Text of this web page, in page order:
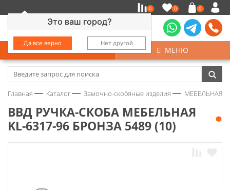
Это ваш город?
Да все верно Нет другой
0 0 0
КАТАЛОГ МЕНЮ
Замочно-скобяные изделия
Колеса
Главная Каталог Замочно-скобяные изделия МЕБЕЛЬНАЯ
ВВД РУЧКА-СКОБА МЕБЕЛЬНАЯ
KL-6317-96 БРОНЗА 5489 (10)